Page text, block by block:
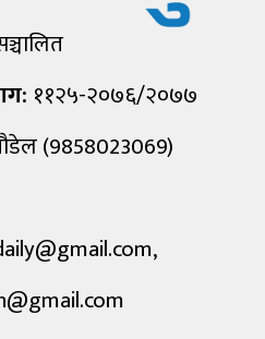
११२५-२०७६/२०७७
(9858023069)
,